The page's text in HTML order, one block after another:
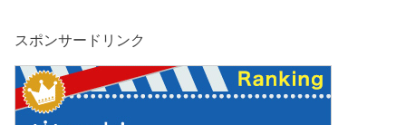
スポンサードリンク